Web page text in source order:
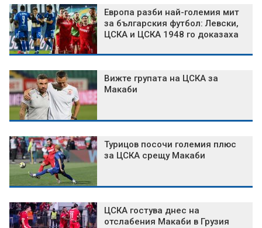
Европа разби най-големия мит
за българския футбол: Левски,
ЦСКА и ЦСКА 1948 го доказаха
Вижте групата на ЦСКА за
Макаби
Турицов посочи големия плюс
за ЦСКА срещу Макаби
ЦСКА гостува днес на
отслабения Макаби в Грузия